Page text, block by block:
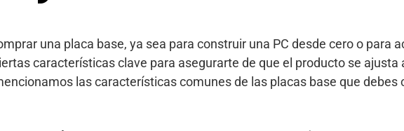
una placa base, ya sea para construir una PC desde cero o para
características clave para asegurarte de que el producto se ajusta
las características comunes de las placas base que